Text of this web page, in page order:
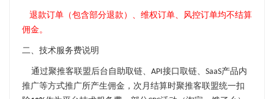
退款订单（包含部分退款）、维权订单、风控订单均不结算
佣金。
二、技术服务费说明
通过聚推客联盟后台自助取链、API接口取链、SaaS产品内
推广等方式推广所产生佣金，次月结算时聚推客联盟统一扣